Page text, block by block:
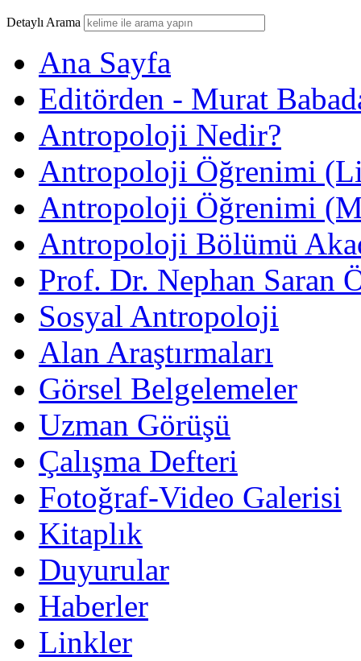
Detaylı Arama
Ana Sayfa
Editörden - Murat
Antropoloji Nedir?
Antropoloji Öğrenimi
Antropoloji Öğrenimi
Antropoloji Bölümü
Prof. Dr. Nephan Saran
Sosyal Antropoloji
Alan Araştırmaları
Görsel Belgelemeler
Uzman Görüşü
Çalışma Defteri
Fotoğraf-Video Galerisi
Kitaplık
Duyurular
Haberler
Linkler